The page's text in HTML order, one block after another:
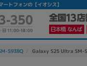
トフォンの【イオシス】
S938Q Galaxy S25 Ultra SM-